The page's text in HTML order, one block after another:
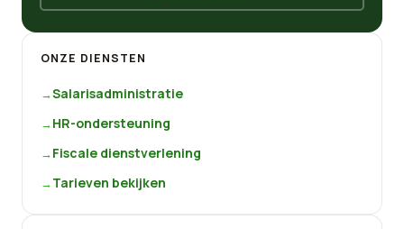
ONZE DIENSTEN
Salarisadministratie
HR-ondersteuning
Fiscale dienstverlening
Tarieven bekijken